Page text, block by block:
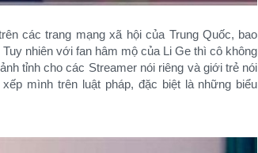
các trang mạng xã hội của Trung Quốc, bao
nhiên với fan hâm mộ của Li Ge thì cô không
tỉnh cho các Streamer nói riêng và giới trẻ nói
mình trên luật pháp, đặc biệt là những biểu